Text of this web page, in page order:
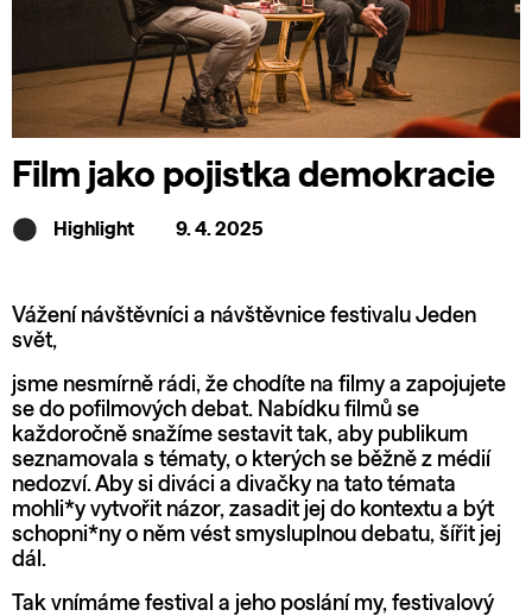
Film jako pojistka demokracie
Highlight 9. 4. 2025
Vážení návštěvníci a návštěvnice festivalu Jeden
svět,
jsme nesmírně rádi, že chodíte na filmy a zapojujete
se do pofilmových debat. Nabídku filmů se
každoročně snažíme sestavit tak, aby publikum
seznamovala s tématy, o kterých se běžně z médií
nedozví. Aby si diváci a divačky na tato témata
mohli*y vytvořit názor, zasadit jej do kontextu a být
schopni*ny o něm vést smysluplnou debatu, šířit jej
dál.
Tak vnímáme festival a jeho poslání my, festivalový